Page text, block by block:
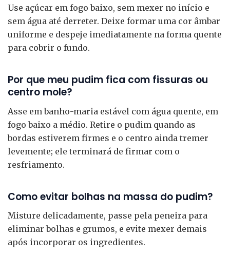
Use açúcar em fogo baixo, sem mexer no início e
sem água até derreter. Deixe formar uma cor âmbar
uniforme e despeje imediatamente na forma quente
para cobrir o fundo.
Por que meu pudim fica com fissuras ou
centro mole?
Asse em banho-maria estável com água quente, em
fogo baixo a médio. Retire o pudim quando as
bordas estiverem firmes e o centro ainda tremer
levemente; ele terminará de firmar com o
resfriamento.
Como evitar bolhas na massa do pudim?
Misture delicadamente, passe pela peneira para
eliminar bolhas e grumos, e evite mexer demais
após incorporar os ingredientes.